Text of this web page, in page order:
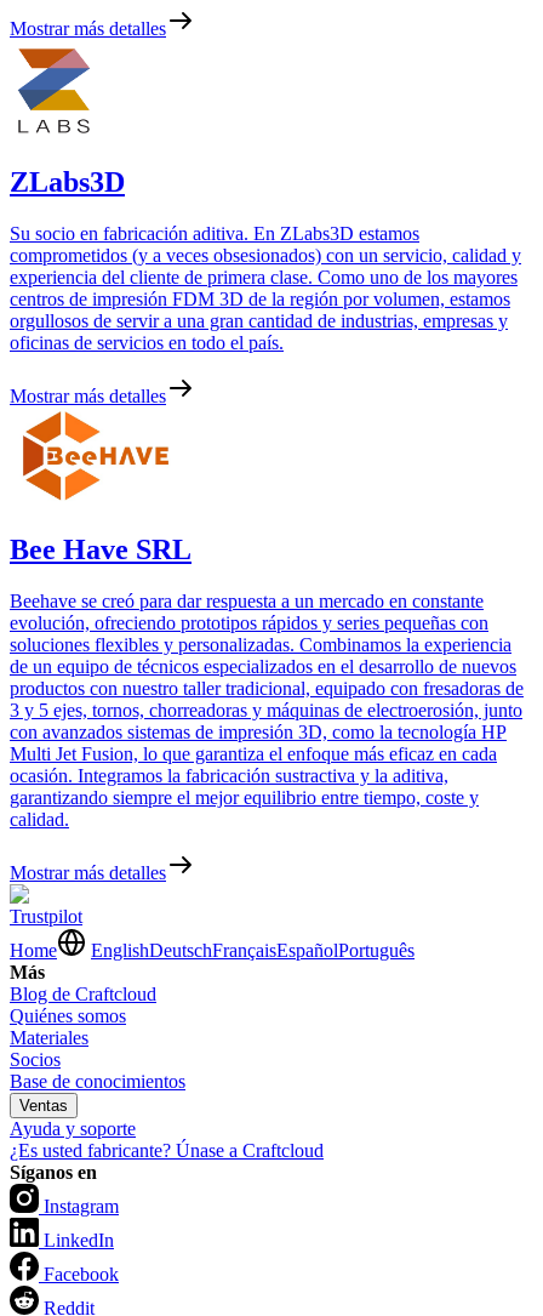
Mostrar más detalles
ZLabs3D
Su socio en fabricación aditiva. En ZLabs3D estamos
comprometidos (y a veces obsesionados) con un servicio, calidad y
experiencia del cliente de primera clase. Como uno de los mayores
centros de impresión FDM 3D de la región por volumen, estamos
orgullosos de servir a una gran cantidad de industrias, empresas y
oficinas de servicios en todo el país.
Mostrar más detalles
Bee Have SRL
Beehave se creó para dar respuesta a un mercado en constante
evolución, ofreciendo prototipos rápidos y series pequeñas con
soluciones flexibles y personalizadas. Combinamos la experiencia
de un equipo de técnicos especializados en el desarrollo de nuevos
productos con nuestro taller tradicional, equipado con fresadoras de
3 y 5 ejes, tornos, chorreadoras y máquinas de electroerosión, junto
con avanzados sistemas de impresión 3D, como la tecnología HP
Multi Jet Fusion, lo que garantiza el enfoque más eficaz en cada
ocasión. Integramos la fabricación sustractiva y la aditiva,
garantizando siempre el mejor equilibrio entre tiempo, coste y
calidad.
Mostrar más detalles
Trustpilot
Home
EnglishDeutschFrançaisEspañolPortuguês
Más
Blog de Craftcloud
Quiénes somos
Materiales
Socios
Base de conocimientos
Ventas
Ayuda y soporte
¿Es usted fabricante? Únase a Craftcloud
Síganos en
Instagram
LinkedIn
Facebook
Reddit